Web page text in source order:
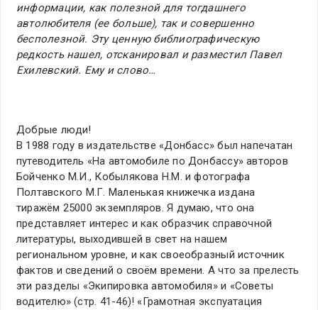
информации, как полезной для тогдашнего
автолюбителя (ее больше), так и совершенно
бесполезной. Эту ценную библиографическую
редкость нашел, отсканировал и разместил Павел
Ехилевский. Ему и слово…
Добрые люди!
В 1988 году в издательстве «Донбасс» был напечатан
путеводитель «На автомобиле по Донбассу» авторов
Бойченко М.И., Кобылякова Н.М. и фотографа
Полтавского М.Г. Маленькая книжечка издана
тиражём 25000 экземпляров. Я думаю, что она
представляет интерес и как образчик справочной
литературы, выходившей в свет на нашем
региональном уровне, и как своеобразный источник
фактов и сведений о своём времени. А что за прелесть
эти разделы «Экипировка автомобиля» и «Советы
водителю» (стр. 41-46)! «Грамотная экспуатация